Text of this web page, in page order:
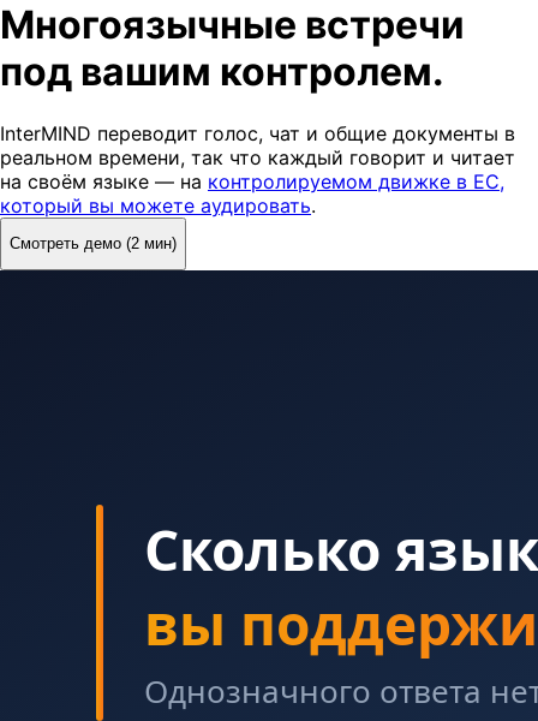
Многоязычные встречи
под вашим контролем.
InterMIND переводит голос, чат и общие документы в
реальном времени, так что каждый говорит и читает
на своём языке — на контролируемом движке в ЕС,
который вы можете аудировать.
Смотреть демо (2 мин)